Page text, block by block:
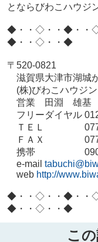
とならびわこハウジ
◆・・◇・・◆・・
◆・・◇・・◆
〒 520-0821
滋賀県大津市湖城
(株)びわこハウジ
営業 田淵 雄基
フリーダイヤル
ＴＥＬ
ＦＡＸ
携帯
e-mail
web http://
◆・・◇・・◆・・
◆・・◇・・◆
こ